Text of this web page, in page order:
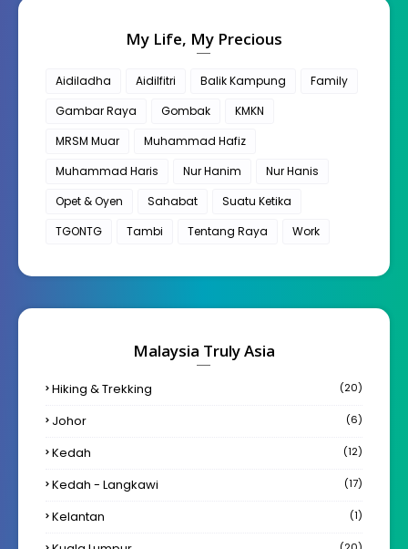
My Life, My Precious
Aidiladha Aidilfitri Balik Kampung
Family
Gambar Raya
Gombak
KMKN
MRSM Muar
Muhammad Hafiz
Muhammad Haris
Nur Hanim
Nur Hanis
Opet & Oyen
Sahabat
Suatu Ketika
TGONTG
Tambi Tentang Raya Work
Malaysia Truly Asia
Hiking & Trekking (20)
Johor (6)
Kedah (12)
Kedah - Langkawi (17)
Kelantan (1)